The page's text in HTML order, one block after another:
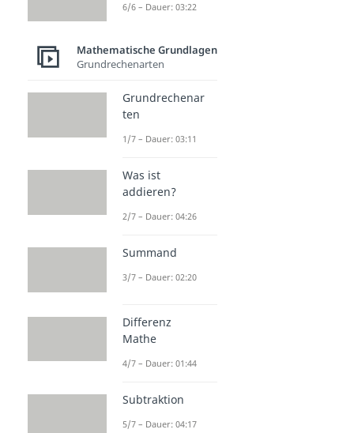
6/6 – Dauer: 03:22
Mathematische Grundlagen
Grundrechenarten
Grundrechenar
ten
1/7 – Dauer: 03:11
Was ist
addieren?
2/7 – Dauer: 04:26
Summand
3/7 – Dauer: 02:20
Differenz
Mathe
4/7 – Dauer: 01:44
Subtraktion
5/7 – Dauer: 04:17